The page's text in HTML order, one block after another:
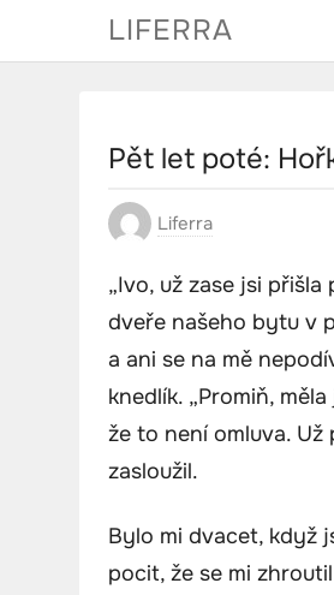
LIFERRA
Pět let poté:
Liferra
„Ivo, už zase jsi
dveře našeho bytu v
a ani se na mě
knedlík. „Promiň,
že to není omluva.
zasloužil.
Bylo mi dvacet, když
pocit, že se mi